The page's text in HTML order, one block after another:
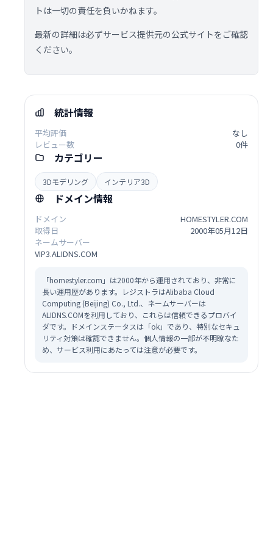
トは一切の責任を負いかねます。
最新の詳細は必ずサービス提供元の公式サイトをご確認
ください。
統計情報
平均評価
なし
レビュー数
0件
カテゴリー
3Dモデリング インテリア3D
ドメイン情報
ドメイン
HOMESTYLER.COM
取得日
2000年05月12日
ネームサーバー
VIP3.ALIDNS.COM
「homestyler.com」は2000年から運用されており、非常に
長い運用歴があります。レジストラはAlibaba Cloud
Computing (Beijing) Co., Ltd.、ネームサーバーは
ALIDNS.COMを利用しており、これらは信頼できるプロバイ
ダです。ドメインステータスは「ok」であり、特別なセキュ
リティ対策は確認できません。個人情報の一部が不明瞭なた
め、サービス利用にあたっては注意が必要です。